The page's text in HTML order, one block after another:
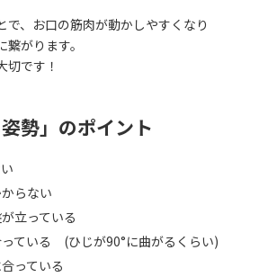
で、お口の筋肉が動かしやすくなり
がります。
切です！
勢」のポイント
らない
立っている
ている (ひじが90°に曲がるくらい)
っている